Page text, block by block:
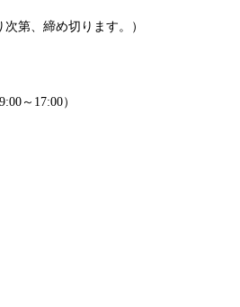
第、締め切ります。）
～17:00）